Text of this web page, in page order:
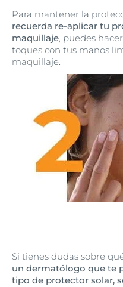
Para mantener la
recuerda re-aplicar tu
maquillaje, puedes
toques con tus manos
maquillaje.
Si tienes dudas sobre
un dermatólogo que te
tipo de protector solar,